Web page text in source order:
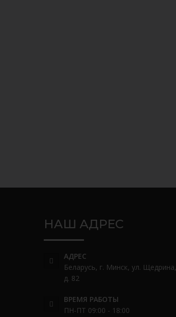
НАШ АДРЕС
АДРЕС
Беларусь, г. Минск, ул. Щедрина,
д. 82
ВРЕМЯ РАБОТЫ
ПН-ПТ 09:00 - 18:00